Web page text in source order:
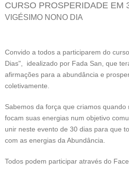
CURSO PROSPERIDADE EM
VIGÉSIMO NONO DIA
Convido a todos a participarem do
Dias", idealizado por Fada San, que
afirmações para a abundância e
coletivamente.
Sabemos da força que criamos quando
focam suas energias num objetivo
unir neste evento de 30 dias para que
com as energias da Abundância.
Todos podem participar através do